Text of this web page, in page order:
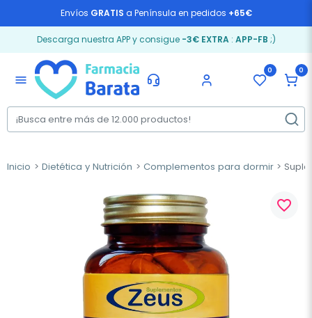
Envíos GRATIS a Península en pedidos +65€
Descarga nuestra APP y consigue -3€ EXTRA: APP-FB ;)
menu
0 0
Inicio Dietética y Nutrición Complementos para dormir
favorite_border